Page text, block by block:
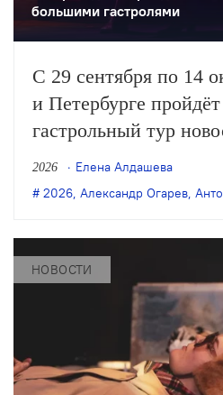
большими гастролями
С 29 сентября по 14
и Петербурге
гастрольный тур
«Старого дома».
спектаклей
Золотовицкого и
а в Москве также
2026
Елена Алдашева
2026, Александр Огарев,
НОВОСТИ